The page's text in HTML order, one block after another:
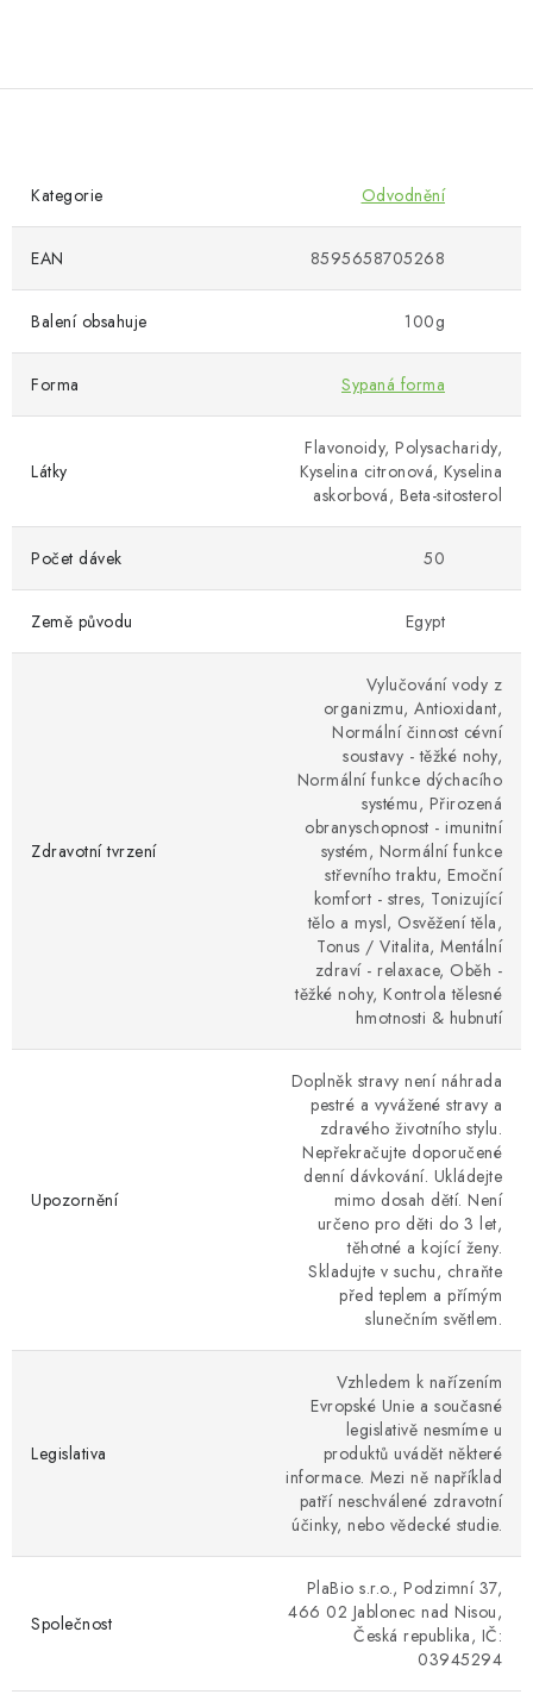
Kategorie Odvodnění
EAN 8595658705268
Balení obsahuje 100g
Forma Sypaná forma
Látky
Flavonoidy, Polysacharidy,
Kyselina citronová, Kyselina
askorbová, Beta-sitosterol
Počet dávek 50
Země původu Egypt
Zdravotní tvrzení
Vylučování vody z
organizmu, Antioxidant,
Normální činnost cévní
soustavy - těžké nohy,
Normální funkce dýchacího
systému, Přirozená
obranyschopnost - imunitní
systém, Normální funkce
střevního traktu, Emoční
komfort - stres, Tonizující
tělo a mysl, Osvěžení těla,
Tonus / Vitalita, Mentální
zdraví - relaxace, Oběh -
těžké nohy, Kontrola tělesné
hmotnosti & hubnutí
Upozornění
Doplněk stravy není náhrada
pestré a vyvážené stravy a
zdravého životního stylu.
Nepřekračujte doporučené
denní dávkování. Ukládejte
mimo dosah dětí. Není
určeno pro děti do 3 let,
těhotné a kojící ženy.
Skladujte v suchu, chraňte
před teplem a přímým
slunečním světlem.
Legislativa
Vzhledem k nařízením
Evropské Unie a současné
legislativě nesmíme u
produktů uvádět některé
informace. Mezi ně například
patří neschválené zdravotní
účinky, nebo vědecké studie.
Společnost
PlaBio s.r.o., Podzimní 37,
466 02 Jablonec nad Nisou,
Česká republika, IČ:
03945294